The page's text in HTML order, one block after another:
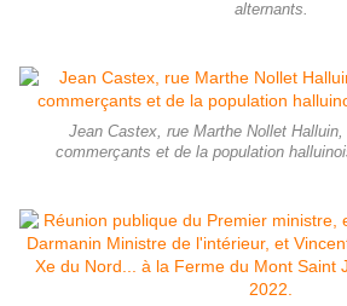
alternants.
Jean Castex, rue Marthe Nollet
commerçants et de la population